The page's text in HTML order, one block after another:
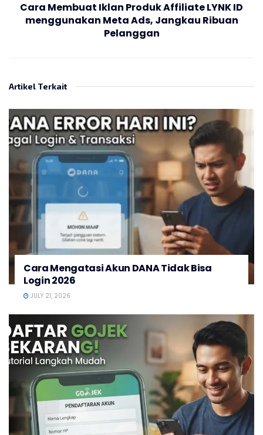
Cara Membuat Iklan Produk Affiliate LYNK ID
menggunakan Meta Ads, Jangkau Ribuan
Pelanggan
Artikel Terkait
Cara Mengatasi Akun DANA Tidak Bisa
Login 2026
JULY 21, 2026